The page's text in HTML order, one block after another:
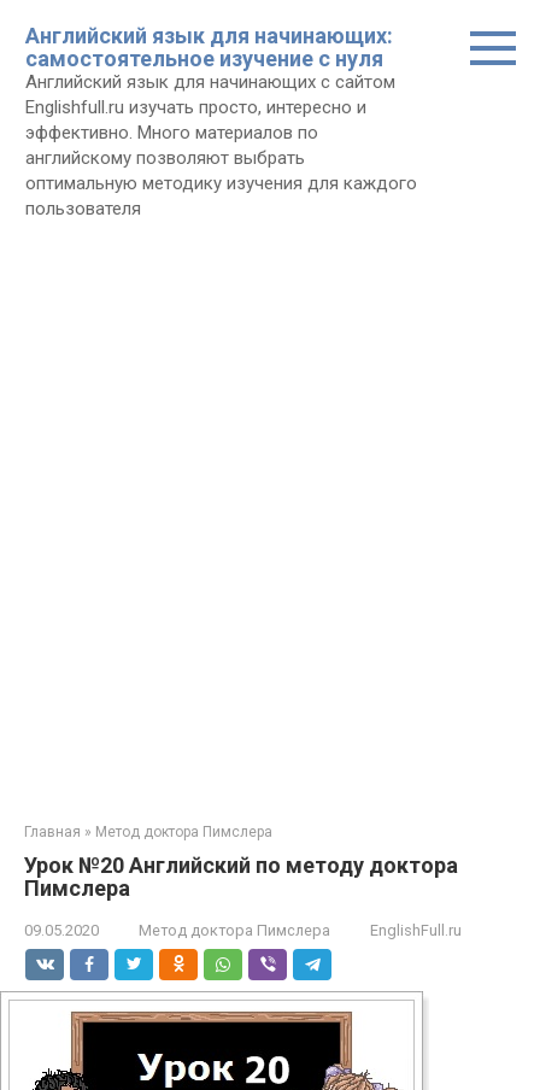
контенту
Английский язык для начинающих:
самостоятельное изучение с нуля
Английский язык для начинающих с сайтом
Еnglishfull.ru изучать просто, интересно и
эффективно. Много материалов по
английскому позволяют выбрать
оптимальную методику изучения для каждого
пользователя
Главная » Метод доктора Пимслера
Урок №20 Английский по методу доктора
Пимслера
09.05.2020 Метод доктора Пимслера EnglishFull.ru